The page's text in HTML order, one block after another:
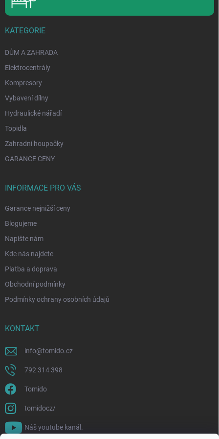
KATEGORIE
DŮM A ZAHRADA
Elektrocentrály
Kompresory
Vybavení dílny
Hydraulické nářadí
Topidla
Zahradní houpačky
GARANCE CENY
INFORMACE PRO VÁS
Garance nejnižší ceny
Blogujeme
Napište nám
Kde nás najdete
Platba a doprava
Obchodní podmínky
Podmínky ochrany osobních údajů
KONTAKT
info@tomido.cz
792 314 398
Tomido
tomidocz/
Náš youtube kanál.